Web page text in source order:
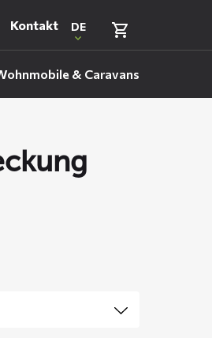
Kontakt
DE
& Caravans